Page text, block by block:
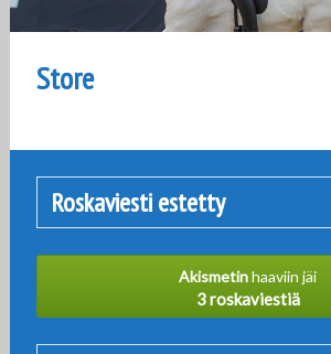
Store
Roskaviesti estetty
Akismetinhaaviin jäi
3 roskaviestiä